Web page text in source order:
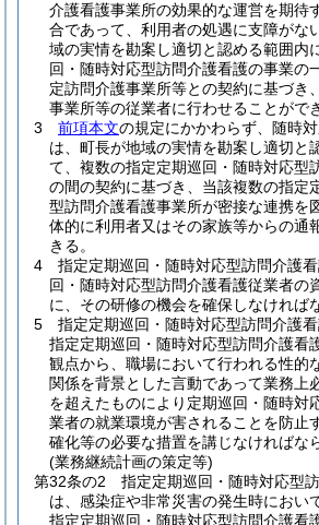
介護看護事業所の効果的な運営を期待
合であって、利用者の処遇に支障がな
域の実情を勘案し適切と認める範囲内
回・随時対応型訪問介護看護の事業の
定訪問介護事業所等との契約に基づき
事業所等の従業者に行わせることがで
3
前項本文の規定にかかわらず、随時
は、町長が地域の実情を勘案し適切と
て、複数の指定定期巡回・随時対応型
の間の契約に基づき、当該複数の指定
型訪問介護看護事業所が密接な連携を
体的に利用者又はその家族等からの通
きる。
4
指定定期巡回・随時対応型訪問介護
回・随時対応型訪問介護看護従業者の
に、その研修の機会を確保しなければ
5
指定定期巡回・随時対応型訪問介護
指定定期巡回・随時対応型訪問介護看
観点から、職場において行われる性的
関係を背景とした言動であって業務上
を超えたものにより定期巡回・随時対
業者の就業環境が害されることを防止
確化等の必要な措置を講じなければな
(業務継続計画の策定等)
第32条の2
指定定期巡回・随時対応型
は、感染症や非常災害の発生時におい
指定定期巡回・随時対応型訪問介護看